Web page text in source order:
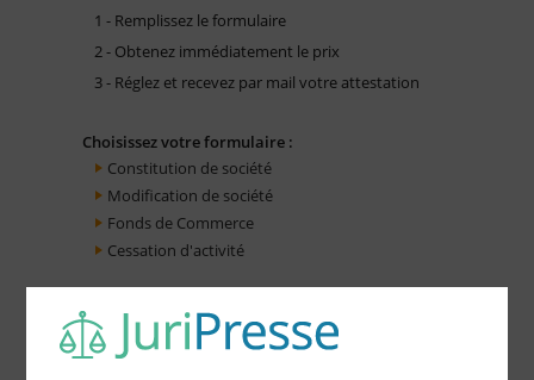
1 - Remplissez le formulaire
2 - Obtenez immédiatement le prix
3 - Réglez et recevez par mail votre attestation
Choisissez votre formulaire :
Constitution de société
Modification de société
Fonds de Commerce
Cessation d'activité